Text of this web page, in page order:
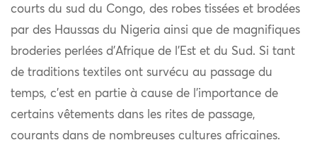
courts du sud du Congo, des robes tissées et brodées
par des Haussas du Nigeria ainsi que de magnifiques
broderies perlées d’Afrique de l’Est et du Sud. Si tant
de traditions textiles ont survécu au passage du
temps, c’est en partie à cause de l’importance de
certains vêtements dans les rites de passage,
courants dans de nombreuses cultures africaines.